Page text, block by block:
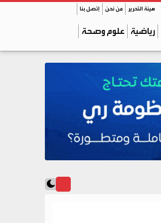
هيئة التحرير من نحن إتصل بنا
رياضية علوم وصحة